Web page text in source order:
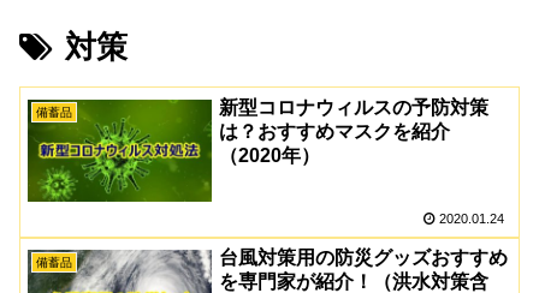
対策
備蓄品
新型コロナウィルスの予防対策
は？おすすめマスクを紹介
（2020年）
2020.01.24
備蓄品
台風対策用の防災グッズおすすめ
を専門家が紹介！（洪水対策含